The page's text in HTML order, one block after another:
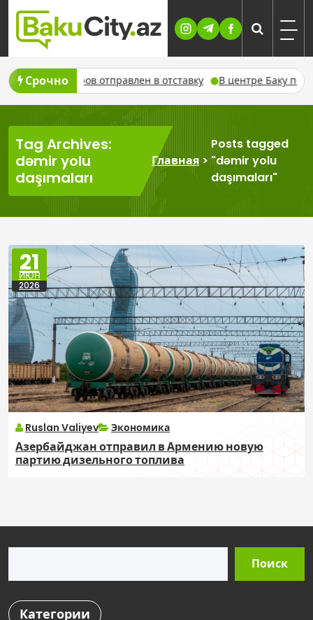
Skip
content
Срочно
Акберов отправлен в отставку В центре Баку
Tag Archives:
dəmir yolu
daşımaları
Главная >
Posts tagged
"dəmir yolu
daşımaları"
21
ИЮН
2026
Ruslan Valiyev Экономика
Азербайджан отправил в Армению новую
партию дизельного топлива
Поиск
Категории